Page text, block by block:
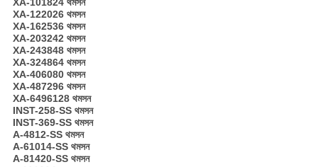
XA-122026 থমসন
XA-162536 থমসন
XA-203242 থমসন
XA-243848 থমসন
XA-324864 থমসন
XA-406080 থমসন
XA-487296 থমসন
XA-6496128 থমসন
INST-258-SS থমসন
INST-369-SS থমসন
A-4812-SS থমসন
A-61014-SS থমসন
A-81420-SS থমসন